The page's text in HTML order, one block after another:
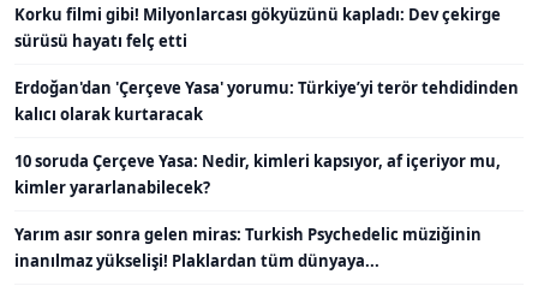
Korku filmi gibi! Milyonlarcası gökyüzünü kapladı: Dev çekirge
sürüsü hayatı felç etti
Erdoğan'dan 'Çerçeve Yasa' yorumu: Türkiye’yi terör tehdidinden
kalıcı olarak kurtaracak
10 soruda Çerçeve Yasa: Nedir, kimleri kapsıyor, af içeriyor mu,
kimler yararlanabilecek?
Yarım asır sonra gelen miras: Turkish Psychedelic müziğinin
inanılmaz yükselişi! Plaklardan tüm dünyaya...